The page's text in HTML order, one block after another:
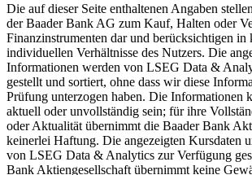
Die auf dieser Seite enthaltenen Angaben
der Baader Bank AG zum Kauf, Halten oder
Finanzinstrumenten dar und berücksichtigen in
individuellen Verhältnisse des Nutzers. Die
Informationen werden von LSEG Data &
gestellt und sortiert, ohne dass wir diese
Prüfung unterzogen haben. Die Informationen
aktuell oder unvollständig sein; für ihre
oder Aktualität übernimmt die Baader Bank
keinerlei Haftung. Die angezeigten Kursdaten
von LSEG Data & Analytics zur Verfügung
Bank Aktiengesellschaft übernimmt keine